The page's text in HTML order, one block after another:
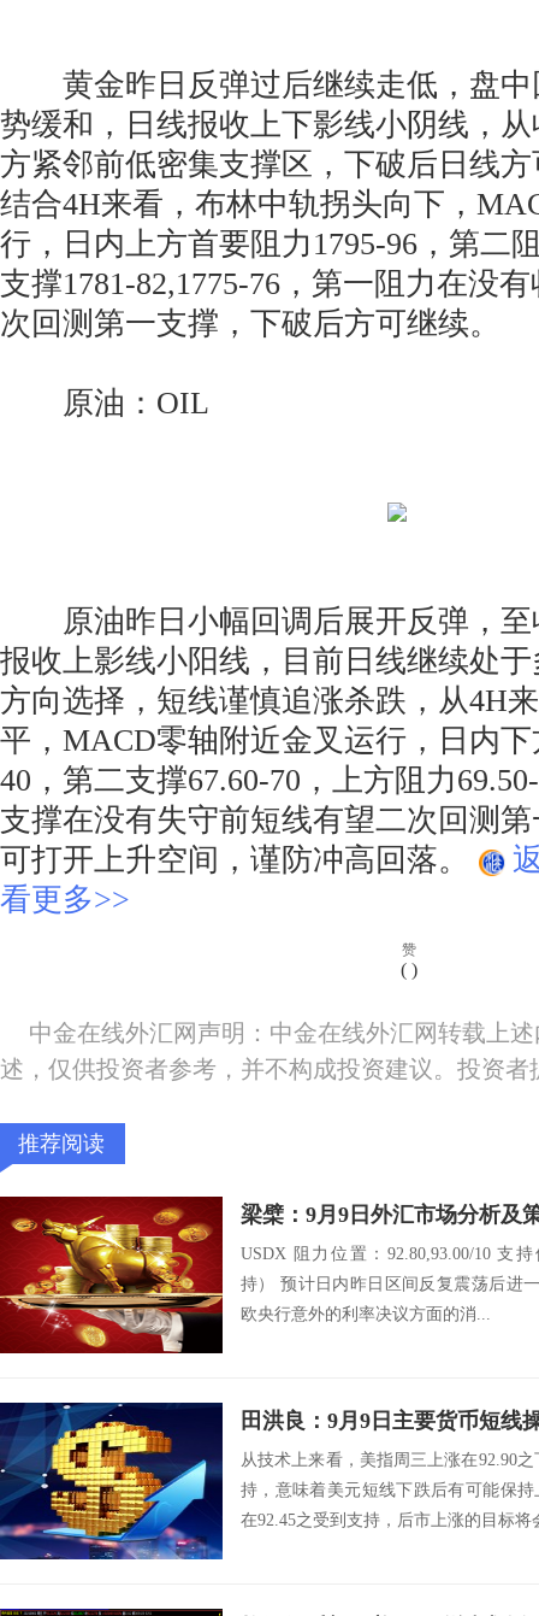
黄金昨日反弹过后继续走低，盘中
势缓和，日线报收上下影线小阴线，
方紧邻前低密集支撑区，下破后日线
结合4H来看，布林中轨拐头向下，
行，日内上方首要阻力1795-96，第二
支撑1781-82,1775-76，第一阻力在没
次回测第一支撑，下破后方可继续。
原油：OIL
原油昨日小幅回调后展开反弹，至
报收上影线小阳线，目前日线继续处
方向选择，短线谨慎追涨杀跌，从4H
平，MACD零轴附近金叉运行，日内下
40，第二支撑67.60-70，上方阻力
支撑在没有失守前短线有望二次回测
可打开上升空间，谨防冲高回落。
看更多>>
赞
( )
中金在线外汇网声明：中金在线外汇网转载上
述，仅供投资者参考，并不构成投资建议。投资
推荐阅读
梁檗：9月9日外汇市场分析及
USDX 阻力位置：92.80,93.00/10 支
持） 预计日内昨日区间反复震荡后进
欧央行意外的利率决议方面的消...
田洪良：9月9日主要货币
从技术上来看，美指周三上涨在92.90
持，意味着美元短线下跌后有可能保
在92.45之受到支持，后市上涨的目标将